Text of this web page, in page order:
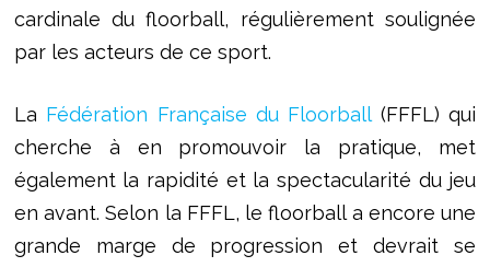
cardinale du floorball, régulièrement soulignée
par les acteurs de ce sport.
La Fédération Française du Floorball (FFFL) qui
cherche à en promouvoir la pratique, met
également la rapidité et la spectacularité du jeu
en avant. Selon la FFFL, le floorball a encore une
grande marge de progression et devrait se